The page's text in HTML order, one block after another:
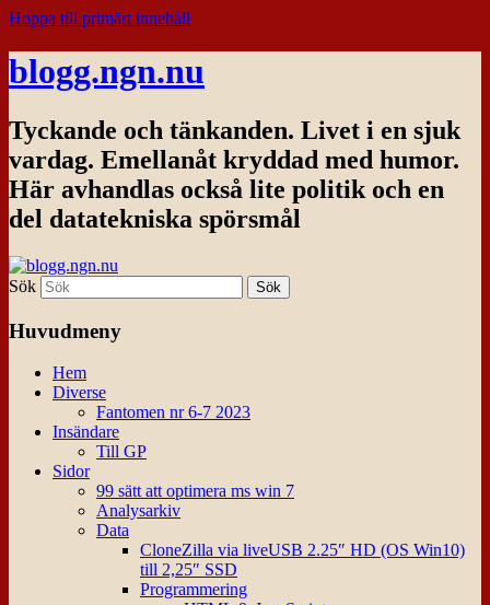
Hoppa till primärt innehåll
blogg.ngn.nu
Tyckande och tänkanden. Livet i en sjuk
vardag. Emellanåt kryddad med humor.
Här avhandlas också lite politik och en
del datatekniska spörsmål
Sök
Huvudmeny
Hem
Diverse
Fantomen nr 6-7 2023
Insändare
Till GP
Sidor
99 sätt att optimera ms win 7
Analysarkiv
Data
CloneZilla via liveUSB 2.25″ HD (OS Win10)
till 2,25″ SSD
Programmering